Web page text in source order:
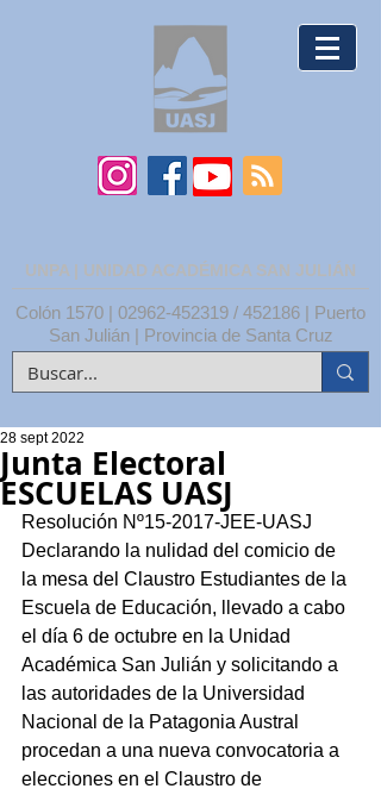
UNPA | UNIDAD ACADÉMICA SAN JULIÁN
Colón 1570 | 02962-452319 / 452186 | Puerto
San Julián | Provincia de Santa Cruz
Junta Electoral
ESCUELAS UASJ
28 sept 2022
Resolución Nº15-2017-JEE-UASJ
Declarando la nulidad del comicio de
la mesa del Claustro Estudiantes de la
Escuela de Educación, llevado a cabo
el día 6 de octubre en la Unidad
Académica San Julián y solicitando a
las autoridades de la Universidad
Nacional de la Patagonia Austral
procedan a una nueva convocatoria a
elecciones en el Claustro de